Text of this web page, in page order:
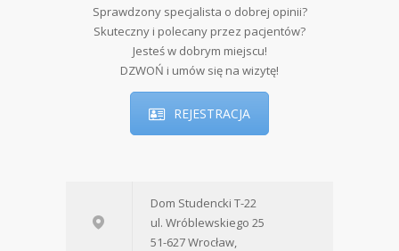
Sprawdzony specjalista o dobrej opinii?
Skuteczny i polecany przez pacjentów?
Jesteś w dobrym miejscu!
DZWOŃ i umów się na wizytę!
REJESTRACJA
Dom Studencki T-22
ul. Wróblewskiego 25
51-627 Wrocław,